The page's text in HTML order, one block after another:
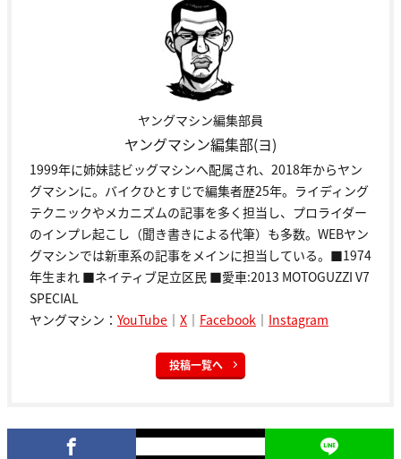
ヤングマシン編集部員
ヤングマシン編集部(ヨ)
1999年に姉妹誌ビッグマシンへ配属され、2018年からヤン
グマシンに。バイクひとすじで編集者歴25年。ライディング
テクニックやメカニズムの記事を多く担当し、プロライダー
のインプレ起こし（聞き書きによる代筆）も多数。WEBヤン
グマシンでは新車系の記事をメインに担当している。■1974
年生まれ ■ネイティブ足立区民 ■愛車:2013 MOTOGUZZI V7
SPECIAL
ヤングマシン： YouTube ｜ X ｜ Facebook ｜ Instagram
投稿一覧へ